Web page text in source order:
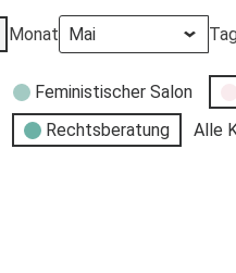
Monat
Feministischer Salon
Rechtsberatung
Alle